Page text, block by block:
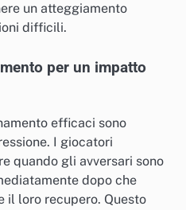
un atteggiamento
difficili.
per un impatto
efficaci sono
I giocatori
quando gli avversari sono
dopo che
il loro recupero. Questo